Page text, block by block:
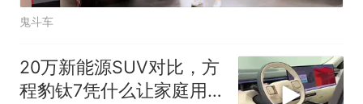
鬼斗车
20万新能源SUV对比，方
程豹钛7凭什么让家庭用